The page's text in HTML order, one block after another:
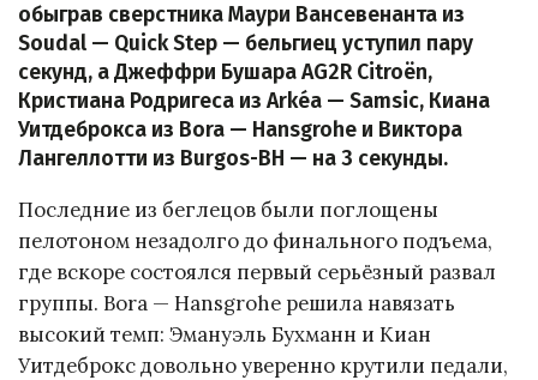
обыграв сверстника Маури Вансевенанта из
Soudal — Quick Step — бельгиец уступил пару
секунд, а Джеффри Бушара AG2R Citroën,
Кристиана Родригеса из Arkéa — Samsic, Киана
Уитдеброкса из Bora — Hansgrohe и Виктора
Лангеллотти из Burgos-BH — на 3 секунды.
Последние из беглецов были поглощены
пелотоном незадолго до финального подъема,
где вскоре состоялся первый серьёзный развал
группы. Bora — Hansgrohe решила навязать
высокий темп: Эмануэль Бухманн и Киан
Уитдеброкс довольно уверенно крутили педали,